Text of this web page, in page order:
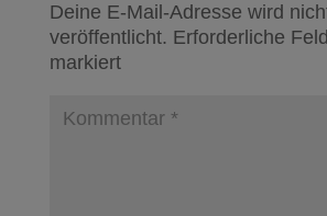
Deine E-Mail-Adresse wird
veröffentlicht. Erforderliche
markiert